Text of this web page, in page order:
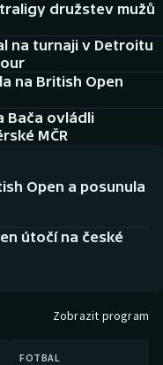
družstev mužů
na turnaji v Detroitu
na British Open
Bača ovládli
MČR
Open a posunula
útočí na české
Zobrazit program
FOTBAL